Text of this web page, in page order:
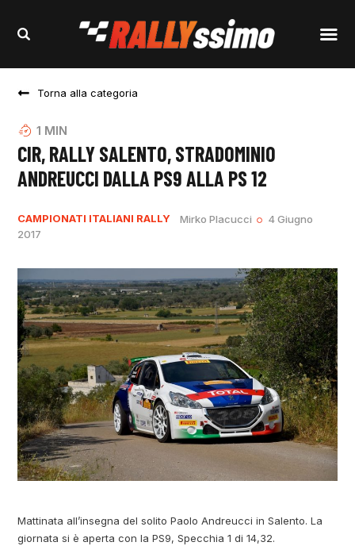
Torna alla categoria
1 MIN
CIR, RALLY SALENTO, STRADOMINIO
ANDREUCCI DALLA PS9 ALLA PS 12
CAMPIONATI ITALIANI RALLY Mirko Placucci
4 Giugno
2017
Mattinata all’insegna del solito Paolo Andreucci in Salento. La
giornata si è aperta con la PS9, Specchia 1 di 14,32.